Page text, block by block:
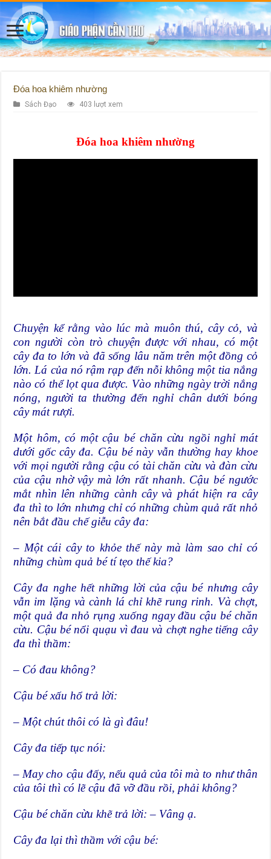
Đóa hoa khiêm nhường
Sách Đạo 403 lượt xem
Đóa hoa khiêm nhường
Chuyện kể rằng vào lúc mà muôn thú, cây cỏ, và
con người còn trò chuyện được với nhau, có một
cây đa to lớn và đã sống lâu năm trên một đồng cỏ
lớn. Lá của nó rậm rạp đến nỗi không một tia nắng
nào có thể lọt qua được. Vào những ngày trời nắng
nóng, người ta thường đến nghỉ chân dưới bóng
cây mát rượi.
Một hôm, có một cậu bé chăn cừu ngồi nghỉ mát
dưới gốc cây đa. Cậu bé này vẫn thường hay khoe
với mọi người rằng cậu có tài chăn cừu và đàn cừu
của cậu nhờ vậy mà lớn rất nhanh. Cậu bé ngước
mắt nhìn lên những cành cây và phát hiện ra cây
đa thì to lớn nhưng chỉ có những chùm quả rất nhỏ
nên bắt đầu chế giễu cây đa:
– Một cái cây to khỏe thế này mà làm sao chỉ có
những chùm quả bé tí tẹo thế kia?
Cây đa nghe hết những lời của cậu bé nhưng cây
vẫn im lặng và cành lá chỉ khẽ rung rinh. Và chợt,
một quả đa nhỏ rụng xuống ngay đầu cậu bé chăn
cừu. Cậu bé nổi quạu vì đau và chợt nghe tiếng cây
đa thì thầm:
– Có đau không?
Cậu bé xấu hổ trả lời:
– Một chút thôi có là gì đâu!
Cây đa tiếp tục nói:
– May cho cậu đấy, nếu quả của tôi mà to như thân
của tôi thì có lẽ cậu đã vỡ đầu rồi, phải không?
Cậu bé chăn cừu khẽ trả lời: – Vâng ạ.
Cây đa lại thì thầm với cậu bé: